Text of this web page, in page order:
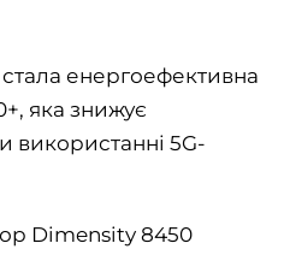
енергоефективна
яка знижує
використанні 5G-
Dimensity 8450